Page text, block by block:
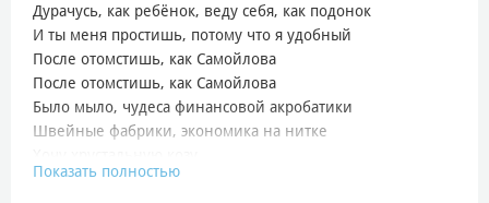
Дурачусь, как ребёнок, веду себя, как подонок
И ты меня простишь, потому что я удобный
После отомстишь, как Самойлова
После отомстишь, как Самойлова
Было мыло, чудеса финансовой акробатики
Швейные фабрики, экономика на нитке
А на завтрак медовую звезду
Показать полностью